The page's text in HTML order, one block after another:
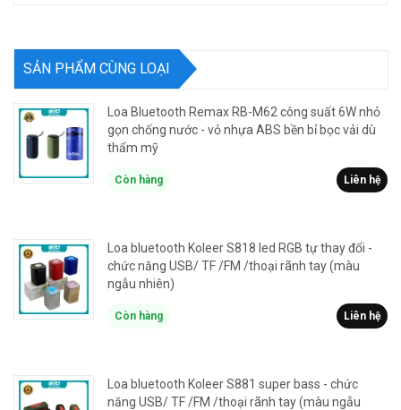
SẢN PHẨM CÙNG LOẠI
Loa Bluetooth Remax RB-M62 công suất 6W nhỏ
gọn chống nước - vỏ nhựa ABS bền bỉ bọc vải dù
thẩm mỹ
Còn hàng Liên hệ
Loa bluetooth Koleer S818 led RGB tự thay đổi -
chức năng USB/ TF /FM /thoại rãnh tay (màu
ngẫu nhiên)
Còn hàng Liên hệ
Loa bluetooth Koleer S881 super bass - chức
năng USB/ TF /FM /thoại rãnh tay (màu ngẫu